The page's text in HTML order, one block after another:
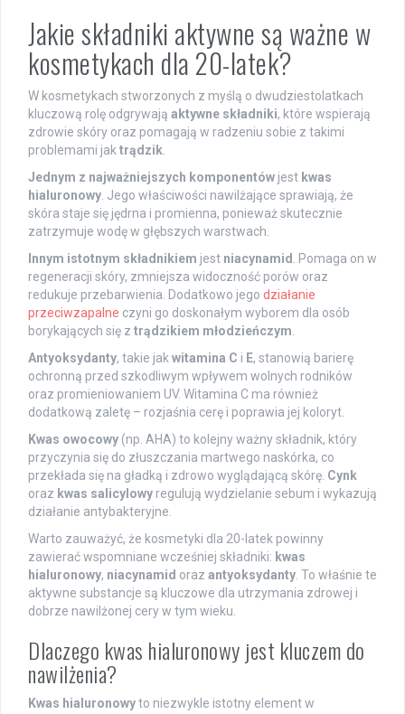
Jakie składniki aktywne są ważne w
kosmetykach dla 20-latek?
W kosmetykach stworzonych z myślą o dwudziestolatkach
kluczową rolę odgrywają aktywne składniki, które wspierają
zdrowie skóry oraz pomagają w radzeniu sobie z takimi
problemami jaktrądzik.
Jednym z najważniejszych komponentów jest kwas
hialuronowy. Jego właściwości nawilżające sprawiają, że
skóra staje się jędrna i promienna, ponieważ skutecznie
zatrzymuje wodę w głębszych warstwach.
Innym istotnym składnikiem jest niacynamid . Pomaga on w
regeneracji skóry, zmniejsza widoczność porów oraz
redukuje przebarwienia. Dodatkowo jego działanie
przeciwzapalne czyni go doskonałym wyborem dla osób
borykających się z trądzikiem młodzieńczym.
Antyoksydanty, takie jakwitamina C i E, stanowią barierę
ochronną przed szkodliwym wpływem wolnych rodników
oraz promieniowaniem UV. Witamina C ma również
dodatkową zaletę – rozjaśnia cerę i poprawia jej koloryt.
Kwas owocowy (np. AHA) to kolejny ważny składnik, który
przyczynia się do złuszczania martwego naskórka, co
przekłada się na gładką i zdrowo wyglądającą skórę. Cynk
oraz kwas salicylowy regulują wydzielanie sebum i wykazują
działanie antybakteryjne.
Warto zauważyć, że kosmetyki dla 20-latek powinny
zawierać wspomniane wcześniej składniki: kwas
hialuronowy, niacynamid oraz antyoksydanty. To właśnie te
aktywne substancje są kluczowe dla utrzymania zdrowej i
dobrze nawilżonej cery w tym wieku.
Dlaczego kwas hialuronowy jest kluczem do
nawilżenia?
Kwas hialuronowyto niezwykle istotny element w